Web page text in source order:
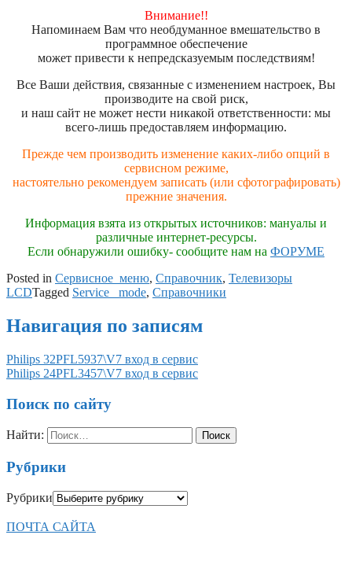
Внимание!!
Напоминаем Вам что необдуманное вмешательство в
программное обеспечение
может привести к непредсказуемым последствиям!
Все Ваши действия, связанные с изменением настроек, Вы
производите на свой риск,
и наш сайт не может нести никакой ответственности: мы
всего-лишь предоставляем информацию.
Прежде чем производить изменение каких-либо опций в
сервисном режиме,
настоятельно рекомендуем записать (или сфотографировать)
прежние значения.
Информация взята из открытых источников: мануалы и
различные интернет-ресурсы.
Если обнаружили ошибку- сообщите нам на ФОРУМЕ
Posted in Сервисное_меню, Справочник, Телевизоры
LCDTagged Service _mode, Справочники
Навигация по записям
Philips 32PFL5937\V7 вход в сервис
Philips 24PFL3457\V7 вход в сервис
Поиск по сайту
Найти:
Рубрики
Рубрики
ПОЧТА САЙТА